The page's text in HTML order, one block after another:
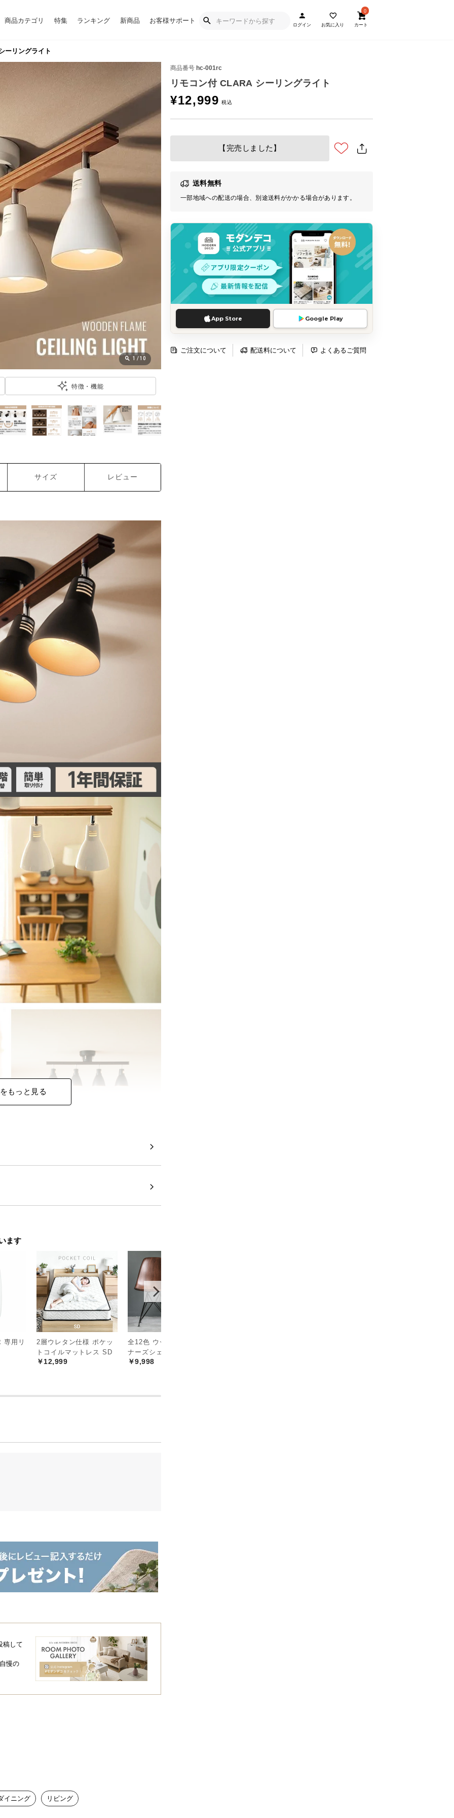
商品カテゴリ 特集 ランキング 新商品 お客様サポート
ログイン お気に入り
0
カート
ーリングライト
商品番号 hc-001rc
リモコン付 CLARA シーリングライト
¥12,999
【完売しました】
送料無料
一部地域への配送の場合、別途送料がかかる場合があります。
App Store Google Play
ご注文について 配送料について よくあるご質問
1 /10
特徴・機能
サイズ レビュー
もっと見る
ます
専用リ
2層ウレタン仕様 ポケッ
トコイルマットレス SD
￥12,999
全12色 ウッド調 デザイ
ナーズシェルチェア
￥9,998
稿して
慢の
イニング リビング